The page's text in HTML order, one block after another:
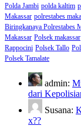
Polda Jambi polda kaltim
Makassar polrestabes
Biringkanaya Polrestabes
Makassar Polsek makassar
Rappocini Polsek Tallo
Polsek Tamalate
admin:
dari
Susana:
x??